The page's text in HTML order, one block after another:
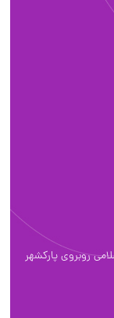
روبروی پارکشهر